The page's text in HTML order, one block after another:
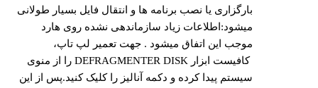
بارگزاری یا نصب برنامه ها و انتقال فایل بسیار طولانی
میشود:اطلاعات زیاد سازماندهی نشده روی هارد
موجب این اتفاق میشود . جهت تعمیر لپ تاپ،
کافیست ابزار DEFRAGMENTER DISK را از منوی
سیستم پیدا کرده و دکمه آنالیز را کلیک کنید.پس از این